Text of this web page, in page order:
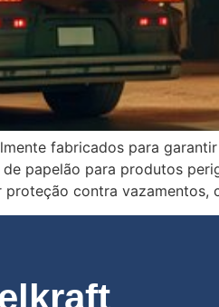
fabricados para
papelão para produtos
contra vazamentos,